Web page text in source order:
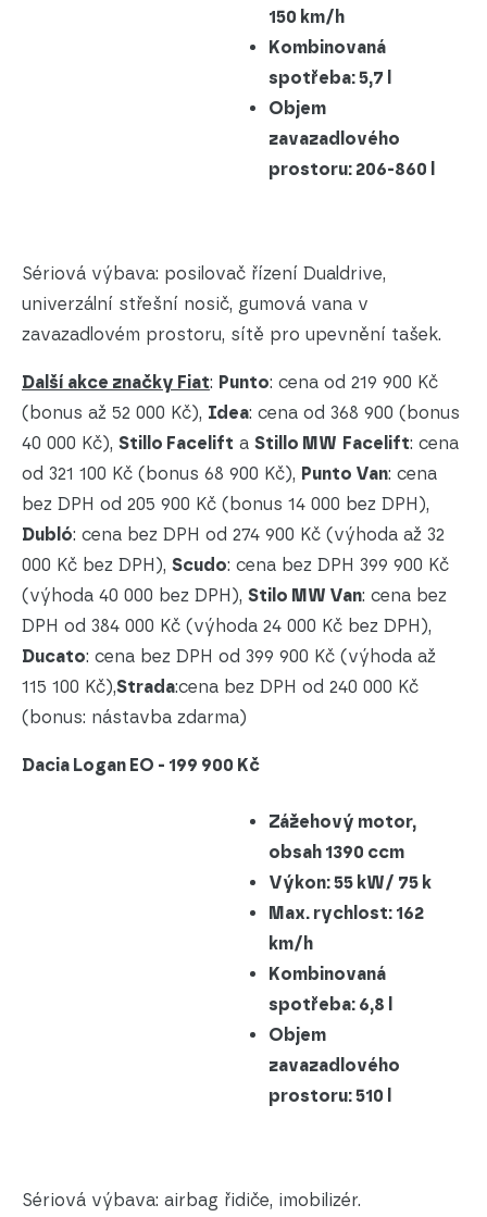
150 km/h
Kombinovaná
spotřeba: 5,7 l
Objem
zavazadlového
prostoru: 206-860 l
Sériová výbava: posilovač řízení Dualdrive,
univerzální střešní nosič, gumová vana v
zavazadlovém prostoru, sítě pro upevnění tašek.
Další akce značky Fiat: Punto: cena od 219 900 Kč
(bonus až 52 000 Kč), Idea: cena od 368 900 (bonus
40 000 Kč), Stillo Facelift a Stillo MW Facelift: cena
od 321 100 Kč (bonus 68 900 Kč), Punto Van: cena
bez DPH od 205 900 Kč (bonus 14 000 bez DPH),
Dubló: cena bez DPH od 274 900 Kč (výhoda až 32
000 Kč bez DPH), Scudo: cena bez DPH 399 900 Kč
(výhoda 40 000 bez DPH), Stilo MW Van: cena bez
DPH od 384 000 Kč (výhoda 24 000 Kč bez DPH),
Ducato: cena bez DPH od 399 900 Kč (výhoda až
115 100 Kč),Strada:cena bez DPH od 240 000 Kč
(bonus: nástavba zdarma)
Dacia Logan EO - 199 900 Kč
Zážehový motor,
obsah 1390 ccm
Výkon: 55 kW/ 75 k
Max. rychlost: 162
km/h
Kombinovaná
spotřeba: 6,8 l
Objem
zavazadlového
prostoru: 510 l
Sériová výbava: airbag řidiče, imobilizér.